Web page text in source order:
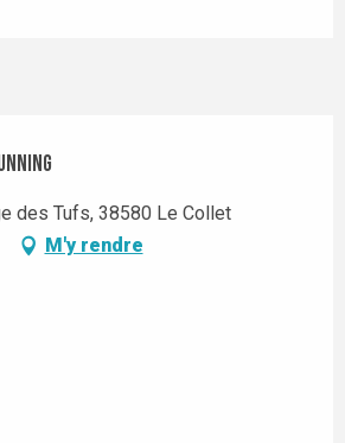
des Tufs, 38580 Le Collet
M'y rendre